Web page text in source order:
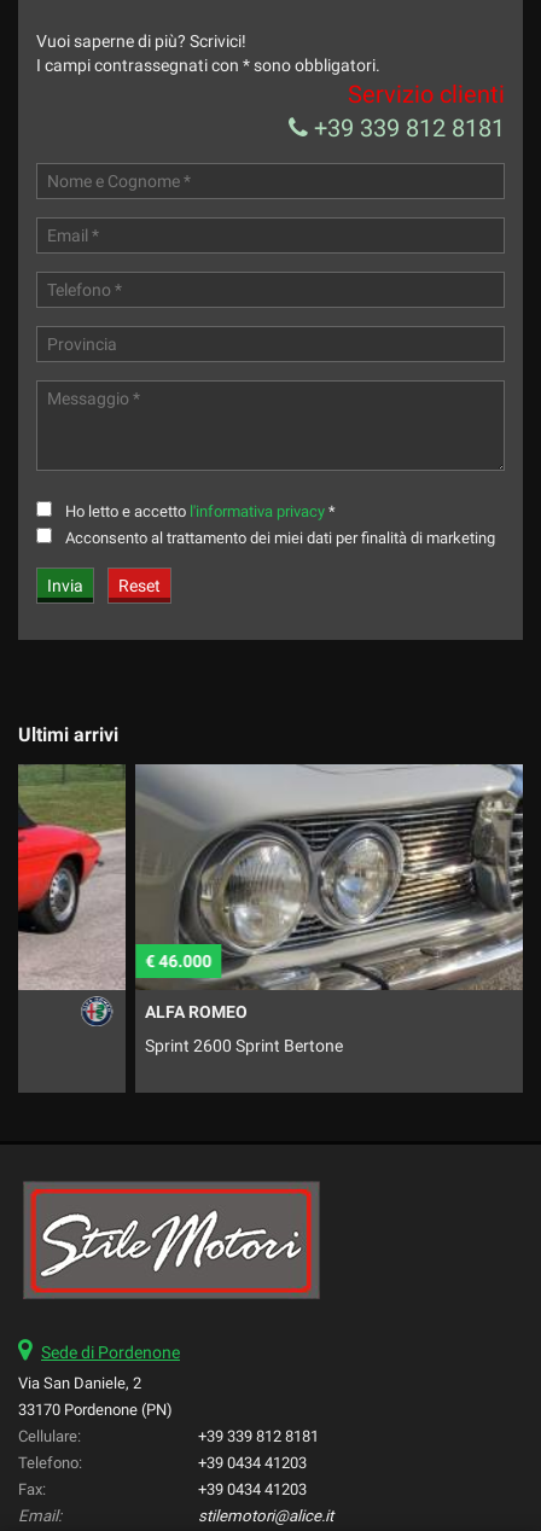
Vuoi saperne di più? Scrivici!
I campi contrassegnati con * sono obbligatori.
Servizio clienti
+39 339 812 8181
Ho letto e accetto l'informativa privacy *
Acconsento al trattamento dei miei dati per finalità di marketing
Ultimi arrivi
€ 46.000
ALFA ROMEO
Sprint 2600 Sprint Bertone
Sede di Pordenone
Via San Daniele, 2
33170 Pordenone (PN)
Cellulare:
+39 339 812 8181
Telefono:
+39 0434 41203
Fax:
+39 0434 41203
Email:
stilemotori@alice.it